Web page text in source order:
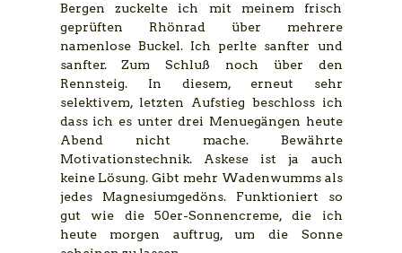
Bergen zuckelte ich mit meinem frisch
geprüften Rhönrad über mehrere
namenlose Buckel. Ich perlte sanfter und
sanfter. Zum Schluß noch über den
Rennsteig. In diesem, erneut sehr
selektivem, letzten Aufstieg beschloss ich
dass ich es unter drei Menuegängen heute
Abend nicht mache. Bewährte
Motivationstechnik. Askese ist ja auch
keine Lösung. Gibt mehr Wadenwumms als
jedes Magnesiumgedöns. Funktioniert so
gut wie die 50er-Sonnencreme, die ich
heute morgen auftrug, um die Sonne